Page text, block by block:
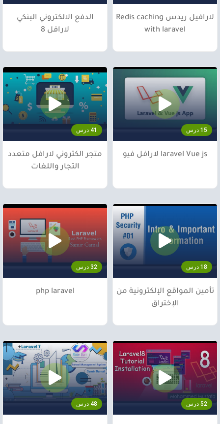
لارافيل ريدس Redis caching
with laravel
الدفع الالكتروني البنكي
لارافل 8
15 درس
laravel Vue js لارافل فيو
41 درس
متجر الكتروني لارافل متعدد
التجار واللغات
18 درس
تأمين المواقع الإلكترونية من
الإختراق
32 درس
php laravel
52 درس 48 درس